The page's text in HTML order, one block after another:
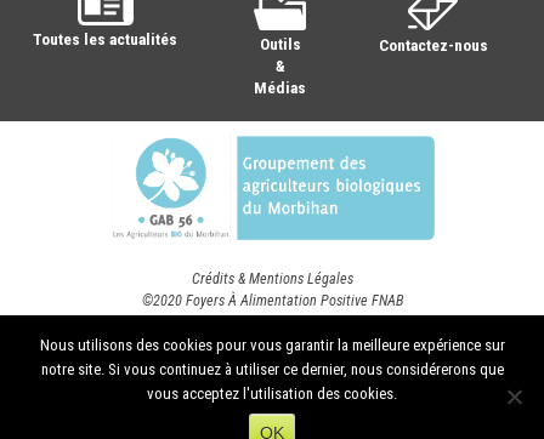
Toutes les actualités
Outils
&
Médias
Contactez-nous
Crédits & Mentions Légales
©2020 Foyers À Alimentation Positive FNAB
Nous utilisons des cookies pour vous garantir la meilleure expérience sur
notre site. Si vous continuez à utiliser ce dernier, nous considérerons que
vous acceptez l'utilisation des cookies.
OK